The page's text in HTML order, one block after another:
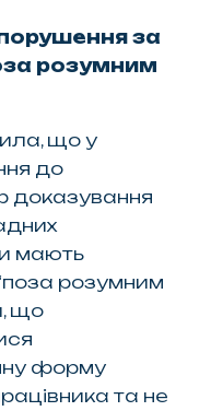
за
розумним
що у
до
доказування
мають
розумним
що
форму
та не